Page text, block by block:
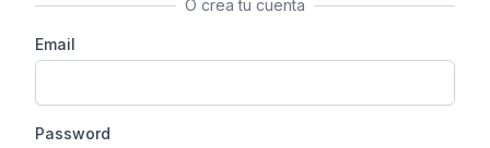
O crea tu cuenta
Email
Password